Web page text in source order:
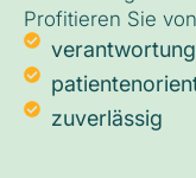
Profitieren Sie
zuverlässig